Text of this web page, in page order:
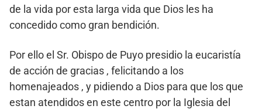
de la vida por esta larga vida que Dios les ha
concedido como gran bendición.
Por ello el Sr. Obispo de Puyo presidio la eucaristía
de acción de gracias , felicitando a los
homenajeados , y pidiendo a Dios para que los que
estan atendidos en este centro por la Iglesia del